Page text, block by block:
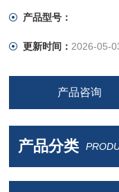
产品型号：
更新时间： 2026-05-
产品咨询
产品分类